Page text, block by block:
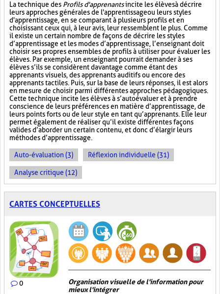
La technique des Profils d'apprenantsincite les élèves à décrire
leurs approches générales de l'apprentissage ou leurs styles
d'apprentissage, en se comparant à plusieurs profils et en
choisissant ceux qui, à leur avis, leur ressemblent le plus. Comme
il existe un certain nombre de façons de décrire les styles
d’apprentissage et les modes d’apprentissage, l’enseignant doit
choisir ses propres ensembles de profils à utiliser pour évaluer les
élèves. Par exemple, un enseignant pourrait demander à ses
élèves s’ils se considèrent davantage comme étant des
apprenants visuels, des apprenants auditifs ou encore des
apprenants tactiles. Puis, sur la base de leurs réponses, il est alors
en mesure de choisir parmi différentes approches pédagogiques.
Cette technique incite les élèves à s’autoévaluer et à prendre
conscience de leurs préférences en matière d’apprentissage, de
leurs points forts ou de leur style en tant qu’apprenants. Elle leur
permet également de réaliser qu’il existe différentes façons
valides d’aborder un certain contenu, et donc d’élargir leurs
méthodes d’apprentissage.
Auto-évaluation (3) Réflexion individuelle (31)
Analyse critique (12)
CARTES CONCEPTUELLES
0
Organisation visuelle de l'information pour
mieux l'intégrer